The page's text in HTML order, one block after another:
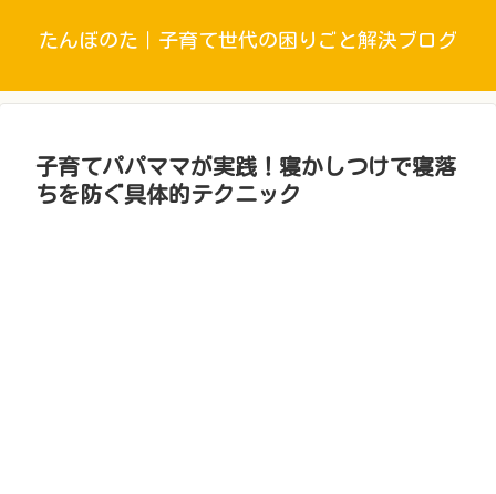
たんぼのた｜子育て世代の困りごと解決ブログ
子育てパパママが実践！寝かしつけで寝落
ちを防ぐ具体的テクニック